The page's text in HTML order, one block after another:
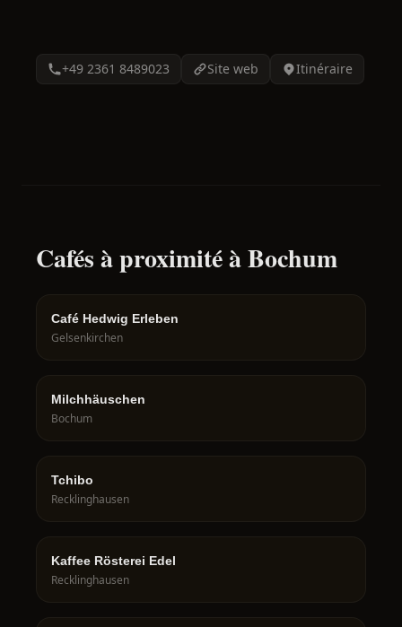
+49 2361 8489023 Site web Itinéraire
Cafés à proximité à Bochum
Café Hedwig Erleben
Gelsenkirchen
Milchhäuschen
Bochum
Tchibo
Recklinghausen
Kaffee Rösterei Edel
Recklinghausen